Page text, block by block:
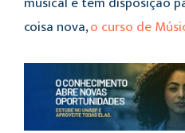
coisa nova,o curso de